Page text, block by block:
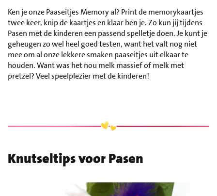
Ken je onze Paaseitjes Memory al? Print de memorykaartjes
twee keer, knip de kaartjes en klaar ben je. Zo kun jij tijdens
Pasen met de kinderen een passend spelletje doen. Je kunt je
geheugen zo wel heel goed testen, want het valt nog niet
mee om al onze lekkere smaken paaseitjes uit elkaar te
houden. Want was het nou melk massief of melk met
pretzel? Veel speelplezier met de kinderen!
Knutseltips voor Pasen